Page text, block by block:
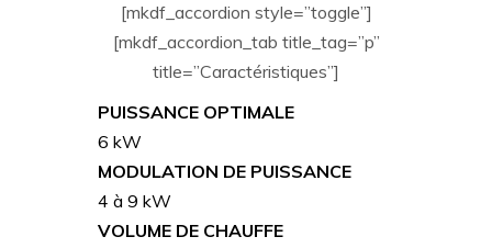
[mkdf_accordion style=”toggle”]
[mkdf_accordion_tab title_tag=”p”
title=”Caractéristiques”]
PUISSANCE OPTIMALE
6 kW
MODULATION DE PUISSANCE
4 à 9 kW
VOLUME DE CHAUFFE